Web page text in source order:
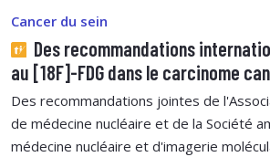
Cancer du sein
Des recommandations
au [18F]-FDG dans le carcinome
Des recommandations jointes de
de médecine nucléaire et de la Société
médecine nucléaire et d'imagerie